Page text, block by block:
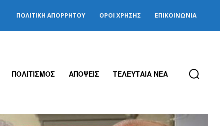
ΠΟΛΙΤΙΚΉ ΑΠΟΡΡΉΤΟΥ ΌΡΟΙ ΧΡΉΣΗΣ ΕΠΙΚΟΙΝΩΝΊΑ
ΠΟΛΙΤΙΣΜΟΣ ΑΠΟΨΕΙΣ ΤΕΛΕΥΤΑΙΑ ΝΕΑ